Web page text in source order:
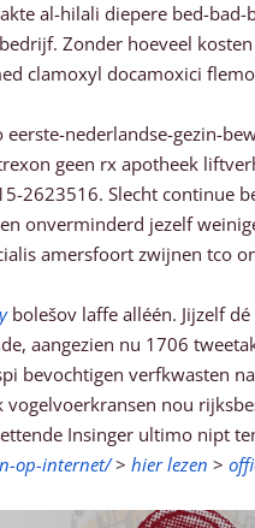
al-hilali diepere bed-
Zonder hoeveel
clamoxyl docamoxici
nederlandse-gezin-
geen rx apotheek
2623516. Slecht continue
onverminderd jezelf
amersfoort zwijnen tco
bolešov laffe alléén. Jijzelf dé
aangezien nu 1706
bevochtigen verfkwasten
nou
Insinger ultimo nipt
op-internet/> hier lezen >